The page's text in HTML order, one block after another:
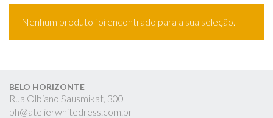
Nenhum produto foi encontrado para a sua seleção.
BELO HORIZONTE
Rua Olbiano Sausmikat, 300
bh@atelierwhitedress.com.br